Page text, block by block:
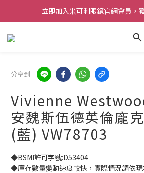
立即加入米可利眼鏡官網會員，
分享到
Vivienne
安魏斯伍德英倫龐
(藍) VW78703
◆BSMI許可字號:D53404
◆庫存數量變動速度較快，實際情況請依